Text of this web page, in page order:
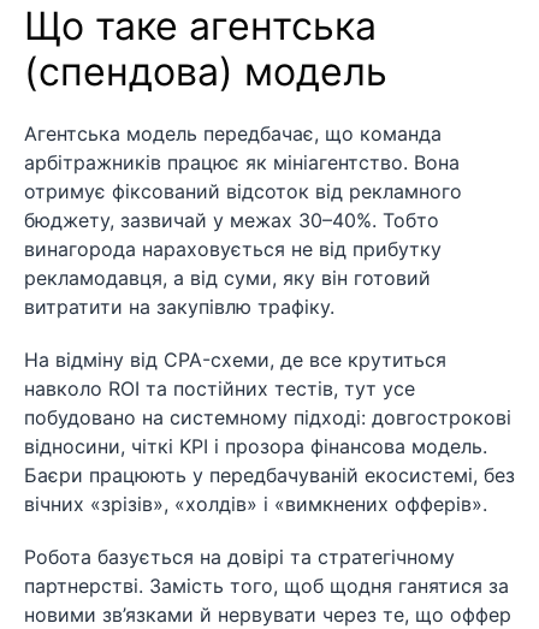
Що таке агентська
(спендова) модель
Агентська модель передбачає, що команда
арбітражників працює як мініагентство. Вона
отримує фіксований відсоток від рекламного
бюджету, зазвичай у межах 30–40%. Тобто
винагорода нараховується не від прибутку
рекламодавця, а від суми, яку він готовий
витратити на закупівлю трафіку.
На відміну від CPA-схеми, де все крутиться
навколо ROI та постійних тестів, тут усе
побудовано на системному підході: довгострокові
відносини, чіткі KPI і прозора фінансова модель.
Баєри працюють у передбачуваній екосистемі, без
вічних «зрізів», «холдiв» і «вимкнених офферів».
Робота базується на довірі та стратегічному
партнерстві. Замість того, щоб щодня ганятися за
новими зв’язками й нервувати через те, що оффер